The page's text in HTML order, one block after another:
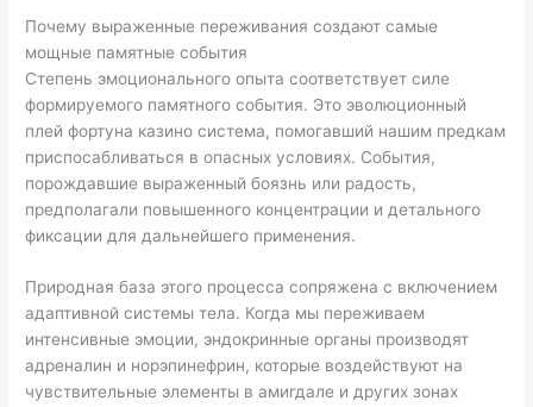
Почему выраженные переживания создают самые
мощные памятные события
Степень эмоционального опыта соответствует силе
формируемого памятного события. Это эволюционный
плей фортуна казино система, помогавший нашим предкам
приспосабливаться в опасных условиях. События,
порождавшие выраженный боязнь или радость,
предполагали повышенного концентрации и детального
фиксации для дальнейшего применения.
Природная база этого процесса сопряжена с включением
адаптивной системы тела. Когда мы переживаем
интенсивные эмоции, эндокринные органы производят
адреналин и норэпинефрин, которые воздействуют на
чувствительные элементы в амигдале и других зонах